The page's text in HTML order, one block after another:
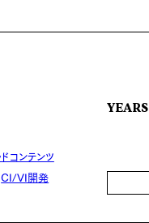
コンテンツ
CI/VI開発
YEARS